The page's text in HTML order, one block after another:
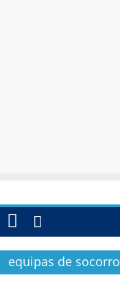
equipas de socorro